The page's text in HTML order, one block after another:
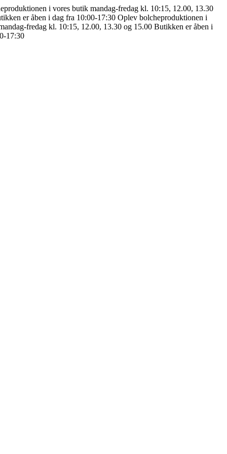
i vores butik mandag-fredag kl. 10:15, 12.00, 13.30
er åben i dag fra 10:00-17:30 Oplev bolcheproduktionen i
fredag kl. 10:15, 12.00, 13.30 og 15.00 Butikken er åben i
17:30